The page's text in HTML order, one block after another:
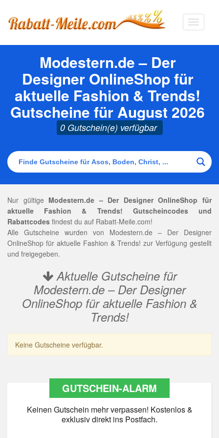
Modestern.de – Der
Designer OnlineShop für
aktuelle Fashion & Trends!
Gutscheine für August 2026
0 Gutschein(e) verfügbar
Nur gültige Modestern.de – Der Designer OnlineShop für
aktuelle Fashion & Trends! Gutscheincodes und
Rabattcodes findest du auf Rabatt-Meile.com!
Alle Gutscheine wurden von Modestern.de – Der Designer
OnlineShop für aktuelle Fashion & Trends! zur Verfügung gestellt
und freigegeben.
Aktuelle Gutscheine für
Modestern.de – Der Designer
OnlineShop für aktuelle Fashion &
Trends!
Keine Gutscheine verfügbar.
GUTSCHEIN-ALARM
Keinen Gutschein mehr verpassen! Kostenlos &
exklusiv direkt ins Postfach.